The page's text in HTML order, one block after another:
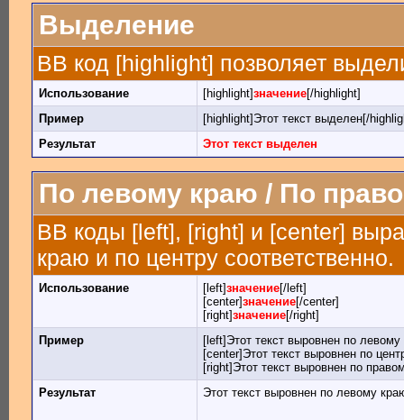
Выделение
BB код [highlight] позволяет
Использование [highlight]значение[/highlight]
Пример
[highlight]Этот текст выделен[/
Результат
Этот текст выделен
По левому краю / По
BB коды [left], [right] и [center]
краю и по центру соответственно.
Использование [left]значение[/left]
[center]значение[/center]
[right]значение[/right]
Пример
[left]Этот текст выровнен по
[center]Этот текст выровнен по
[right]Этот текст выровнен по
Результат
Этот текст выровнен по левому